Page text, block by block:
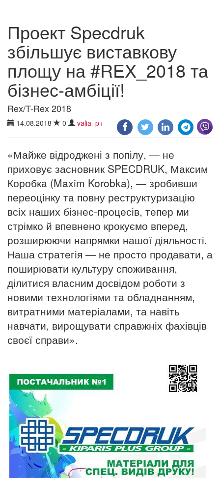
Проект Specdruk
збільшує виставкову
площу на #REX_2018 та
бізнес-амбіції!
Rex/T-Rex 2018
14.08.2018 0 valia_p+
«Майже відроджені з попілу, — не
приховує засновник SPECDRUK, Максим
Коробка (Maxim Korobka), — зробивши
переоцінку та повну реструктуризацію
всіх наших бізнес-процесів, тепер ми
стрімко й впевнено крокуємо вперед,
розширюючи напрямки нашої діяльності.
Наша стратегія — не просто продавати, а
поширювати культуру споживання,
ділитися власним досвідом роботи з
новими технологіями та обладнанням,
витратними матеріалами, та навіть
навчати, вирощувати справжніх фахівців
своєї справи».